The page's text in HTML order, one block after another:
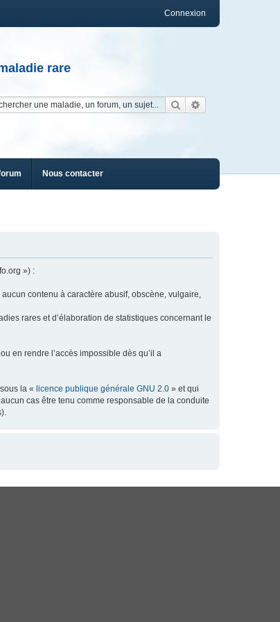
Connexion
rare
Rechercher
Nous contacter
») :
contenu à caractère abusif, obscène, vulgaire,
rares et d’élaboration de statistiques concernant le
en rendre l’accès impossible dès qu’il a
la « licence publique générale GNU 2.0 » et qui
cas être tenu comme responsable de la conduite